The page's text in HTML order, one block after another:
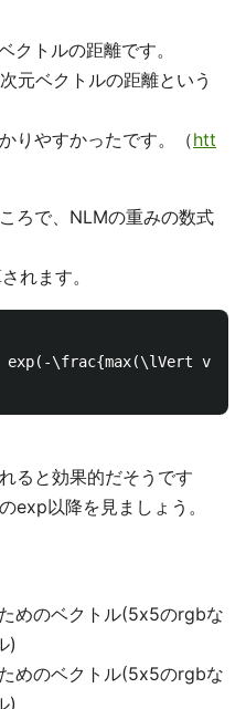
クトルの距離です。
ベクトルの距離という
りやすかったです。（htt
ろで、NLMの重みの数式
れます。
\frac{max(\lVert
ると効果的だそうです
exp以降を見ましょう。
めのベクトル(5x5のrgbな
)
めのベクトル(5x5のrgbな
)